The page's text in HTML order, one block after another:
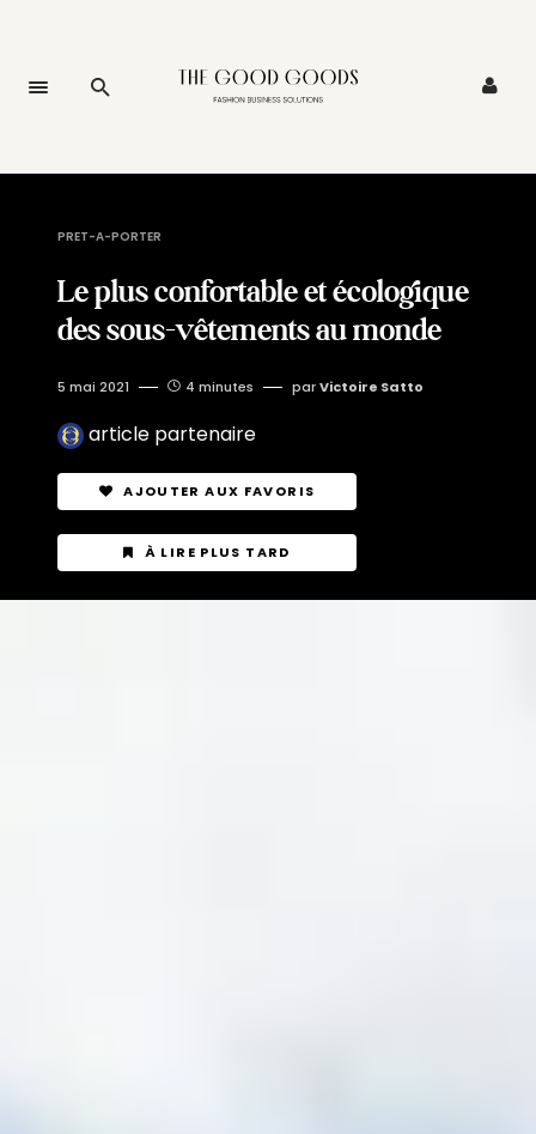
PRET-A-PORTER
Le plus confortable et écologique
des sous-vêtements au monde
5 mai 2021 4 minutes parVictoire Satto
article partenaire
AJOUTER AUX FAVORIS
À LIRE PLUS TARD